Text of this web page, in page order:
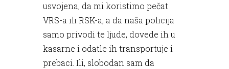
usvojena, da mi koristimo pečat
VRS-a ili RSK-a, a da naša policija
samo privodi te ljude, dovede ih u
kasarne i odatle ih transportuje i
prebaci. Ili, slobodan sam da